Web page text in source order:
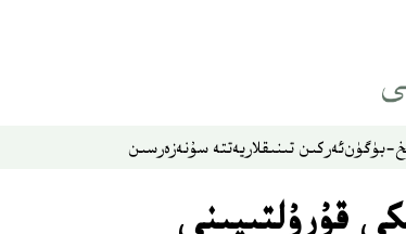
بۈگۈنئەركىن تىنىقلاريەتتە سۇنەزەرسىن
قۇرۇلتىيىنى